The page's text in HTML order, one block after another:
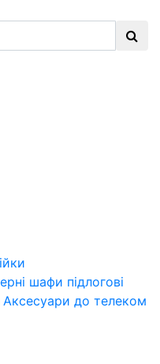
шафи підлогові
Аксесуари до телеком